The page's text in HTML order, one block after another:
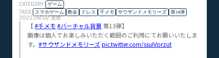
CATEGORY: ゲーム
TAGS: スマホゲーム 教会 ドレス 千メモ サウザンドメモリーズ 第14弾
2022.08.02追加
【#千メモ #バーチャル背景 第13弾】
画像は個人でお楽しみいただく範囲のご利用にてお願いいたしま
す。 #サウザンドメモリーズpic.twitter.com/ssuIVprzut